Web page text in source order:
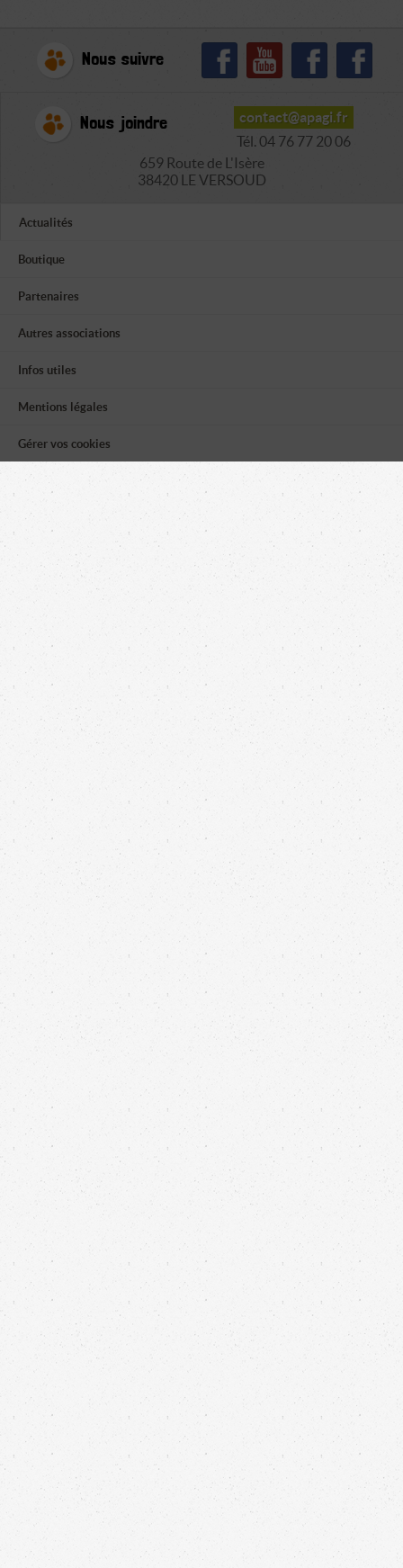
Nous suivre
Nous joindre
contact@apagi.fr
Tél. 04 76 77 20 06
659 Route de L'Isère
38420 LE VERSOUD
Actualités
Boutique
Partenaires
Autres associations
Infos utiles
Mentions légales
Gérer vos cookies